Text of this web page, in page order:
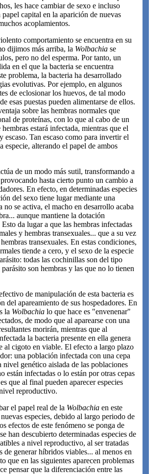
les hace cambiar de sexo e incluso
capital en la aparición de nuevas
acoplamientos.
comportamiento se encuentra en su
dijimos más arriba, la Wolbachia se
pero no del esperma. Por tanto, un
en el que la bacteria se encuentra
problema, la bacteria ha desarrollado
evolutivas. Por ejemplo, en algunos
de eclosionar los huevos, de tal modo
esas puestas pueden alimentarse de ellos.
sobre las hembras normales que
de proteínas, con lo que al cabo de un
estará infectada, mientras que el
escaso. Tan escaso como para invertir el
especie, alterando el papel de ambos
de un modo más sutil, transformando a
hasta cierto punto un cambio a
En efecto, en determinadas especies
del sexo tiene lugar mediante una
no se activa, el macho en desarrollo acaba
aunque mantiene la dotación
da lugar a que las hembras infectadas
y hembras transexuales... que a su vez
transexuales. En estas condiciones,
tiende a cero, y el sexo de la especie
todas las cochinillas son del tipo
son hembras y las que no lo tienen
de manipulación de esta bacteria es
del apareamiento de sus hospedadores. En
la Wolbachia lo que hace es "envenenar"
de modo que al aparearse con una
morirán, mientras que al
la bacteria presente en ella genera
al cigoto en viable. El efecto a largo plazo
una población infectada con una cepa
nivel genético aislada de las poblaciones
están infectadas o lo están por otras cepas
que al final pueden aparecer especies
reproductivo.
el papel real de la Wolbachia en este
especies, debido al largo periodo de
efectos de este fenómeno se ponga de
han descubierto determinadas especies de
a nivel reproductivo, al ser tratadas
de generar híbridos viables... al menos en
que en las siguientes aparecen problemas
pensar que la diferenciación entre las